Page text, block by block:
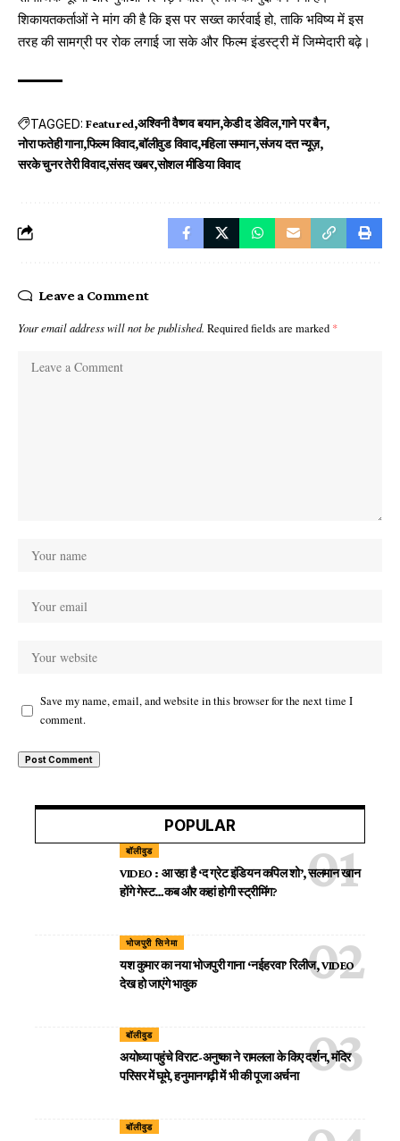
शिकायतकर्ताओं ने मांग की है कि इस पर सख्त कार्रवाई हो, ताकि भविष्य में इस
तरह की सामग्री पर रोक लगाई जा सके और फिल्म इंडस्ट्री में जिम्मेदारी बढ़े।
TAGGED: Featured अश्विनी वैष्णव बयान केडी द डेविल गाने पर बैन
नोरा फतेही गाना फिल्म विवाद बॉलीवुड विवाद महिला सम्मान संजय दत्त न्यूज़
सरके चुनर तेरी विवाद संसद खबर सोशल मीडिया विवाद
Leave a Comment
Your email address will not be published. Required fields are marked *
Save my name, email, and website in this browser for the next time I
comment.
POPULAR
बॉलीवुड
VIDEO : आ रहा है ‘द ग्रेट इंडियन कपिल शो’, सलमान खान
होंगे गेस्ट…कब और कहां होगी स्ट्रीमिंग?
भोजपुरी सिनेमा
यश कुमार का नया भोजपुरी गाना ‘नईहरवा’ रिलीज, VIDEO
देख हो जाएंगे भावुक
बॉलीवुड
अयोध्या पहुंचे विराट-अनुष्का ने रामलला के किए दर्शन, मंदिर
परिसर में घूमे, हनुमानगढ़ी में भी की पूजा अर्चना
बॉलीवुड